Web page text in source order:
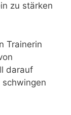
zu stärken
Trainerin
darauf